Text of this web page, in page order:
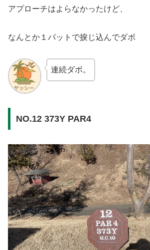
アプローチはよらなかったけど、
なんとか１パットで捩じ込んでダボ
連続ダボ。
NO.12 373Y PAR4